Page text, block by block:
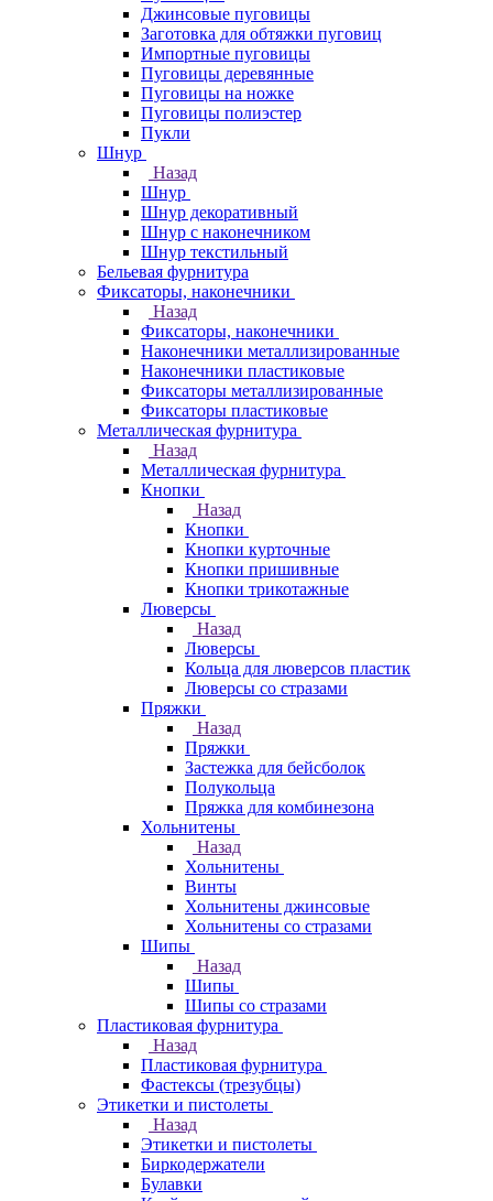
Джинсовые пуговицы
Заготовка для обтяжки пуговиц
Импортные пуговицы
Пуговицы деревянные
Пуговицы на ножке
Пуговицы полиэстер
Пукли
Шнур
Назад
Шнур
Шнур декоративный
Шнур с наконечником
Шнур текстильный
Бельевая фурнитура
Фиксаторы, наконечники
Назад
Фиксаторы, наконечники
Наконечники металлизированные
Наконечники пластиковые
Фиксаторы металлизированные
Фиксаторы пластиковые
Металлическая фурнитура
Назад
Металлическая фурнитура
Кнопки
Назад
Кнопки
Кнопки курточные
Кнопки пришивные
Кнопки трикотажные
Люверсы
Назад
Люверсы
Кольца для люверсов пластик
Люверсы со стразами
Пряжки
Назад
Пряжки
Застежка для бейсболок
Полукольца
Пряжка для комбинезона
Хольнитены
Назад
Хольнитены
Винты
Хольнитены джинсовые
Хольнитены со стразами
Шипы
Назад
Шипы
Шипы со стразами
Пластиковая фурнитура
Назад
Пластиковая фурнитура
Фастексы (трезубцы)
Этикетки и пистолеты
Назад
Этикетки и пистолеты
Биркодержатели
Булавки